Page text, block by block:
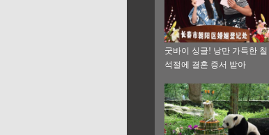
굿바이 싱글! 낭만 가득한 칠
석절에 결혼 증서 받아